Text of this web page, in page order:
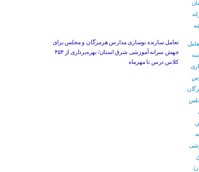
تعامل سازنده نوسازی مدارس هرمزگان و مجلس برای
جهش سرانه آموزشی شرق استان/ بهره‌برداری از ۴۵۴
کلاس درس تا مهرماه